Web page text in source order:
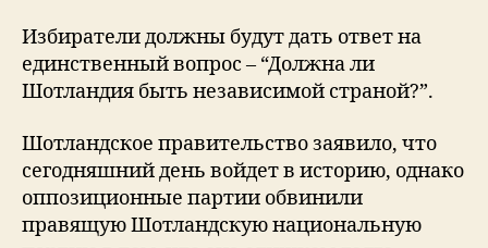
Избиратели должны будут дать ответ на
единственный вопрос – “Должна ли
Шотландия быть независимой страной?”.
Шотландское правительство заявило, что
сегодняшний день войдет в историю, однако
оппозиционные партии обвинили
правящую Шотландскую национальную